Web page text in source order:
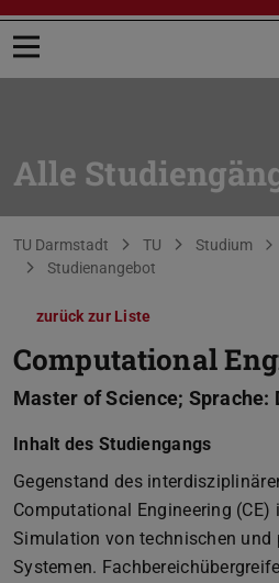
Menü öffnen
Alle
Sie befinden sich hier:
TU Darmstadt TU Studium
Studienangebot
zurück zur Liste
Computational
Master of Science; Sprache:
Inhalt des Studiengangs
Gegenstand des
Computational Engineering
Simulation von technischen und
Systemen.